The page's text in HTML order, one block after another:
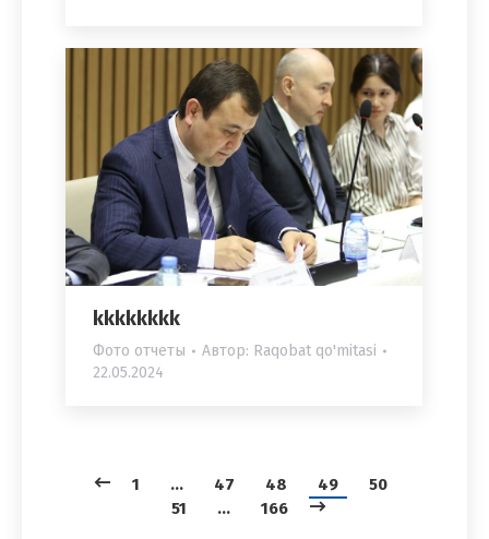
kkkkkkkk
Фото отчеты Автор: Raqobat qo'mitasi
22.05.2024
1 … 47 48 49
50
51
… 166